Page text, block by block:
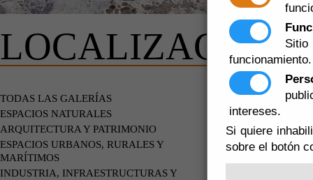
funcionamiento.
intereses.
Si quiere
sobre el botón
TODAS LAS GALERÍAS
ESPACIOS NATURALES
ARQUITECTURA Y PATRIMONIO
ESPACIOS URBANOS, RURALES Y
MARÍTIMOS
INDUSTRIA, INFRAESTRUCTURAS Y
DE